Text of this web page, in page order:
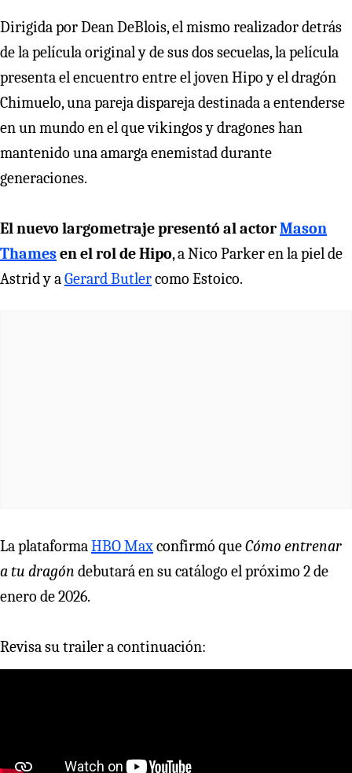
Dirigida por Dean DeBlois, el mismo realizador detrás
de la película original y de sus dos secuelas, la película
presenta el encuentro entre el joven Hipo y el dragón
Chimuelo, una pareja dispareja destinada a entenderse
en un mundo en el que vikingos y dragones han
mantenido una amarga enemistad durante
generaciones.
El nuevo largometraje presentó al actorMason
Thamesen el rol de Hipo, a Nico Parker en la piel de
Astrid y aGerard Butlercomo Estoico.
La plataformaHBO Maxconfirmó queCómo entrenar
a tu dragón debutará en su catálogo el próximo 2 de
enero de 2026.
Revisa su trailer a continuación: